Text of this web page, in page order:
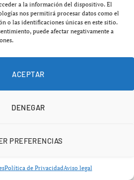
a la información del dispositivo. El
nos permitirá procesar datos como el
o las identificaciones únicas en este sitio.
puede afectar negativamente a
ACEPTAR
DENEGAR
PREFERENCIAS
Política de PrivacidadAviso legal
una
a la Casa Ybarra refleja
en Sevilla: la reutilización de
sedes corporativas.
del inmueble